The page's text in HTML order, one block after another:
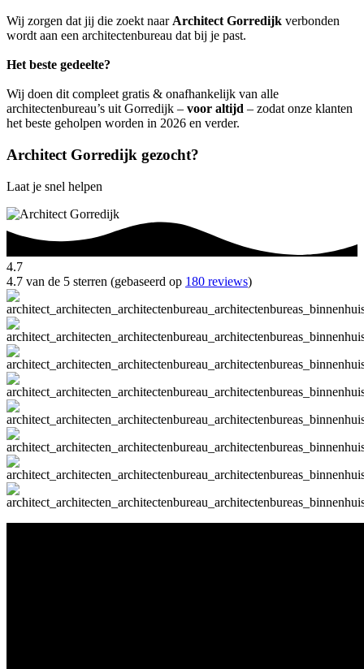
Wij zorgen dat jij die zoekt naar Architect Gorredijk verbonden
wordt aan een architectenbureau dat bij je past.
Het beste gedeelte?
Wij doen dit compleet gratis & onafhankelijk van alle
architectenbureau’s uit Gorredijk – voor altijd – zodat onze klanten
het beste geholpen worden in 2026 en verder.
Architect Gorredijk gezocht?
Laat je snel helpen
4.7
4.7 van de 5 sterren (gebaseerd op 180 reviews)